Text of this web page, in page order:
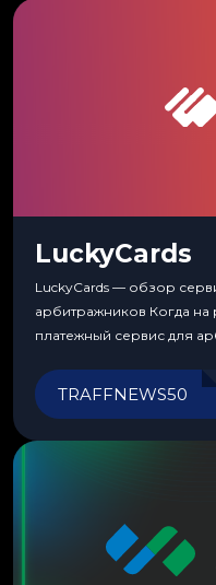
LuckyCards
LuckyCards — обзор
арбитражников Когда
платежный сервис для
перестаешь
пока тот не докажет
TRAFFNEWS50